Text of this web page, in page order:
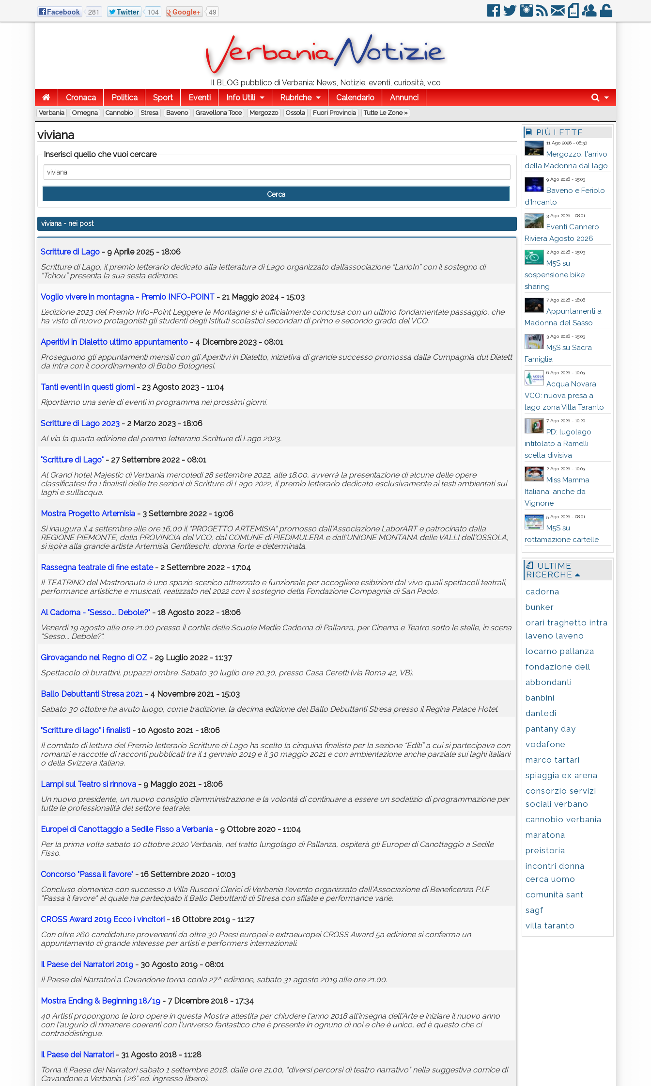
Facebook 281 Twitter 104 Google+ 49
Il BLOG pubblico di Verbania: News, Notizie, eventi, curiosità, vco
Cronaca
Politica Sport Eventi Info Utili Rubriche Calendario Annunci
Verbania Omegna Cannobio Stresa Baveno Gravellona Toce Mergozzo Ossola Fuori Provincia Tutte Le Zone »
viviana
Inserisci quello che vuoi cercare
viviana - nei post
Scritture di Lago - 9 Aprile 2025 - 18:06
Scritture di Lago, il premio letterario dedicato alla letteratura di Lago organizzato dall’associazione “LarioIn” con il sostegno di
“Tchou” presenta la sua sesta edizione.
Voglio vivere in montagna - Premio INFO-POINT - 21 Maggio 2024 - 15:03
L’edizione 2023 del Premio Info-Point Leggere le Montagne si è ufficialmente conclusa con un ultimo fondamentale passaggio, che
ha visto di nuovo protagonisti gli studenti degli Istituti scolastici secondari di primo e secondo grado del VCO.
Aperitivi in Dialetto ultimo appuntamento - 4 Dicembre 2023 - 08:01
Proseguono gli appuntamenti mensili con gli Aperitivi in Dialetto, iniziativa di grande successo promossa dalla Cumpagnia dul Dialett
da Intra con il coordinamento di Bobo Bolognesi.
Tanti eventi in questi giorni - 23 Agosto 2023 - 11:04
Riportiamo una serie di eventi in programma nei prossimi giorni.
Scritture di Lago 2023 - 2 Marzo 2023 - 18:06
Al via la quarta edizione del premio letterario Scritture di Lago 2023.
"Scritture di Lago" - 27 Settembre 2022 - 08:01
Al Grand hotel Majestic di Verbania mercoledì 28 settembre 2022, alle 18.00, avverrà la presentazione di alcune delle opere
classificatesi fra i finalisti delle tre sezioni di Scritture di Lago 2022, il premio letterario dedicato esclusivamente ai testi ambientati sui
laghi e sull’acqua.
Mostra Progetto Artemisia - 3 Settembre 2022 - 19:06
Si inaugura il 4 settembre alle ore 16,00 il "PROGETTO ARTEMISIA" promosso dall'Associazione LaborART e patrocinato dalla
REGIONE PIEMONTE, dalla PROVINCIA del VCO, dal COMUNE di PIEDIMULERA e dall'UNIONE MONTANA delle VALLI dell'OSSOLA,
si ispira alla grande artista Artemisia Gentileschi, donna forte e determinata.
Rassegna teatrale di fine estate- 2 Settembre 2022 - 17:04
Il TEATRINO del Mastronauta è uno spazio scenico attrezzato e funzionale per accogliere esibizioni dal vivo quali spettacoli teatrali,
performance artistiche e musicali, realizzato nel 2022 con il sostegno della Fondazione Compagnia di San Paolo.
Al Cadorna - "Sesso... Debole?" - 18 Agosto 2022 - 18:06
Venerdì 19 agosto alle ore 21.00 presso il cortile delle Scuole Medie Cadorna di Pallanza, per Cinema e Teatro sotto le stelle, in scena
"Sesso... Debole?".
Girovagando nel Regno di OZ - 29 Luglio 2022 - 11:37
Spettacolo di burattini, pupazzi ombre. Sabato 30 luglio ore 20.30, presso Casa Ceretti (via Roma 42, VB).
Ballo Debuttanti Stresa 2021 - 4 Novembre 2021 - 15:03
Sabato 30 ottobre ha avuto luogo, come tradizione, la decima edizione del Ballo Debuttanti Stresa presso il Regina Palace Hotel.
"Scritture di lago" i finalisti - 10 Agosto 2021 - 18:06
Il comitato di lettura del Premio letterario Scritture di Lago ha scelto la cinquina finalista per la sezione “Editi” a cui si partecipava con
romanzi e raccolte di racconti pubblicati tra il 1 gennaio 2019 e il 30 maggio 2021 e con ambientazione anche parziale sui laghi italiani
o della Svizzera italiana.
Lampi sul Teatro si rinnova - 9 Maggio 2021 - 18:06
Un nuovo presidente, un nuovo consiglio d’amministrazione e la volontà di continuare a essere un sodalizio di programmazione per
tutte le professionalità del settore teatrale.
Europei di Canottaggio a Sedile Fisso a Verbania - 9 Ottobre 2020 - 11:04
Per la prima volta sabato 10 ottobre 2020 Verbania, nel tratto lungolago di Pallanza, ospiterà gli Europei di Canottaggio a Sedile
Fisso.
Concorso "Passa il favore" - 16 Settembre 2020 - 10:03
Concluso domenica con successo a Villa Rusconi Clerici di Verbania l'evento organizzato dall'Associazione di Beneficenza P.I.F
"Passa il favore" al quale ha partecipato il Ballo Debuttanti di Stresa con sfilate e performance varie.
CROSS Award 2019 Ecco i vincitori - 16 Ottobre 2019 - 11:27
Con oltre 260 candidature provenienti da oltre 30 Paesi europei e extraeuropei CROSS Award 5a edizione si conferma un
appuntamento di grande interesse per artisti e performers internazionali.
Il Paese dei Narratori 2019 - 30 Agosto 2019 - 08:01
Il Paese dei Narratori a Cavandone torna conla 27^ edizione, sabato 31 agosto 2019 alle ore 21.00.
Mostra Ending & Beginning 18/19 - 7 Dicembre 2018 - 17:34
40 Artisti propongono le loro opere in questa Mostra allestita per chiudere l'anno 2018 all'insegna dell'Arte e iniziare il nuovo anno
con l'augurio di rimanere coerenti con l'universo fantastico che è presente in ognuno di noi e che è unico, ed è questo che ci
contraddistingue.
Il Paese dei Narratori - 31 Agosto 2018 - 11:28
Torna Il Paese dei Narratori sabato 1 settembre 2018, dalle ore 21.00, "diversi percorsi di teatro narrativo" nella suggestiva cornice di
Cavandone a Verbania ( 26° ed. ingresso libero).
PIÙ LETTE
11 Ago 2026 - 08:30
Mergozzo: l'arrivo
della Madonna dal lago
9 Ago 2026 - 15:03
Baveno e Feriolo
d'Incanto
3 Ago 2026 - 08:01
Eventi Cannero
Riviera Agosto 2026
2 Ago 2026 - 15:03
M5S su
sospensione bike
sharing
7 Ago 2026 - 18:06
Appuntamenti a
Madonna del Sasso
3 Ago 2026 - 15:03
M5S su Sacra
Famiglia
6 Ago 2026 - 10:03
Acqua Novara
VCO: nuova presa a
lago zona Villa Taranto
7 Ago 2026 - 10:20
PD: lugolago
intitolato a Ramelli
scelta divisiva
2 Ago 2026 - 10:03
Miss Mamma
Italiana: anche da
Vignone
5 Ago 2026 - 08:01
M5S su
rottamazione cartelle
ULTIME
RICERCHE
cadorna
bunker
orari traghetto intra
laveno laveno
locarno pallanza
fondazione dell
abbondanti
banbini
dantedi
pantany day
vodafone
marco tartari
spiaggia ex arena
consorzio servizi
sociali verbano
cannobio verbania
maratona
preistoria
incontri donna
cerca uomo
comunità sant
sagf
villa taranto